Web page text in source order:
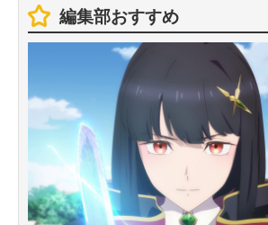
編集部おすすめ